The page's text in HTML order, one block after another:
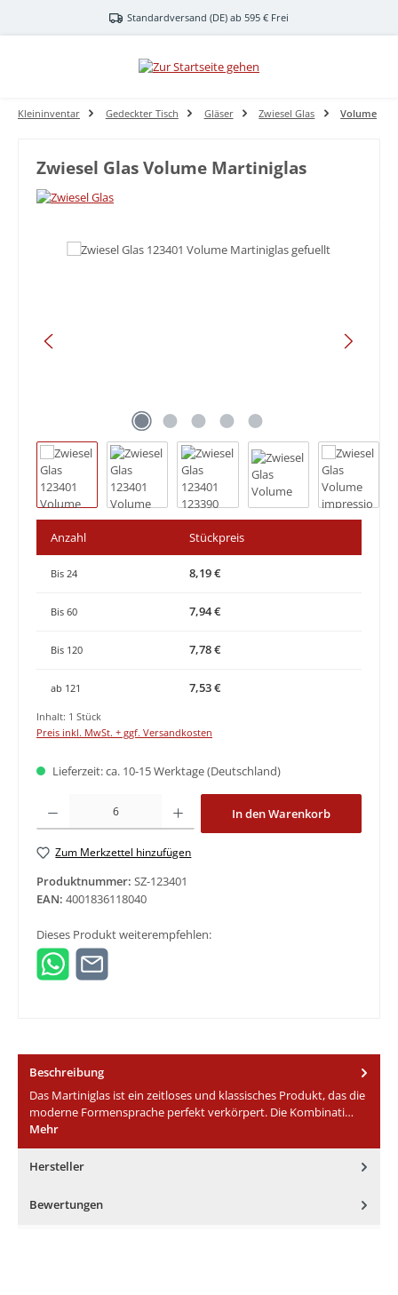
Zum Hauptinhalt springenStandardversand (DE) ab 595 € Frei
Kleininventar Gedeckter Tisch Gläser Zwiesel Glas Volume
Zwiesel Glas Volume Martiniglas
Bildergalerie überspringen
Anzahl Stückpreis
Bis 24 8,19 €
Bis 60 7,94 €
Bis 120 7,78 €
ab 121 7,53 €
Inhalt: 1 Stück
Preis inkl. MwSt. + ggf. Versandkosten
Lieferzeit: ca. 10-15 Werktage (Deutschland)
Produkt Anzahl: Gib den gewünschten Wert ein oder benutze die
In den Warenkorb
Zum Merkzettel hinzufügen
Produktnummer: SZ-123401
EAN: 4001836118040
Dieses Produkt weiterempfehlen:
Beschreibung
Das Martiniglas ist ein zeitloses und klassisches Produkt, das die
moderne Formensprache perfekt verkörpert. Die Kombinati…
Mehr
Hersteller
Bewertungen